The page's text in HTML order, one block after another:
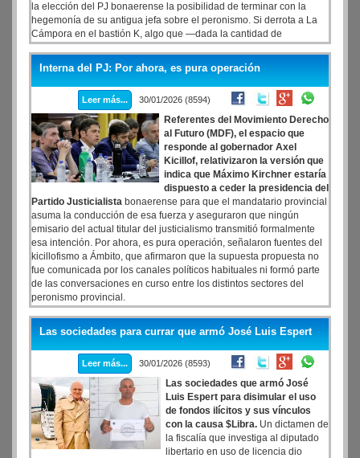
la elección del PJ bonaerense la posibilidad de terminar con la
hegemonía de su antigua jefa sobre el peronismo. Si derrota a La
Cámpora en el bastión K, algo que —dada la cantidad de
intendentes y sindicalistas ligados al gobernador— no sería para
nada descabellado, el kirchnerismo dejaría de ser el socio
mayoritario del peronismo y con Cristina presa,
Interna del PJ: Por ahora, es pura operación
Leer más... 30/01/2026 (8594)
Referentes del Movimiento Derecho
al Futuro (MDF), el espacio que
responde al gobernador Axel
Kicillof, relativizaron la versión que
indica que Máximo Kirchner estaría
dispuesto a ceder la presidencia del
Partido Justicialista bonaerense para que el mandatario provincial
asuma la conducción de esa fuerza y aseguraron que ningún
emisario del actual titular del justicialismo transmitió formalmente
esa intención. Por ahora, es pura operación, señalaron fuentes del
kicillofismo a Ámbito, que afirmaron que la supuesta propuesta no
fue comunicada por los canales políticos habituales ni formó parte
de las conversaciones en curso entre los distintos sectores del
peronismo provincial.
Las sociedades para currar que armó José Luis Espert
Leer más... 30/01/2026 (8593)
Las sociedades que armó José
Luis Espert para disimular el uso
de fondos ilícitos y sus vínculos
con la causa $Libra. Un dictamen de
la fiscalía que investiga al diputado
libertario en uso de licencia dio